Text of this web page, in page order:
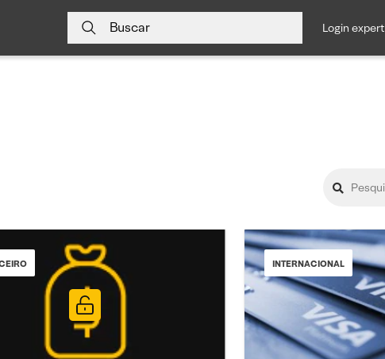
Buscar login expert
INTERNACIONAL